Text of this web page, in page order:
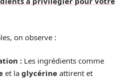
on observe :
: Les ingrédients comme
et la glycérine attirent et